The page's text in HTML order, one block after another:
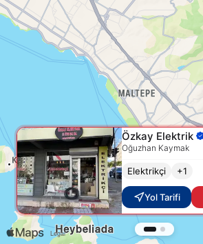
Özkay Elektrik
Oğuzhan Kaymak
Elektrikçi +1
Yol Tarifi